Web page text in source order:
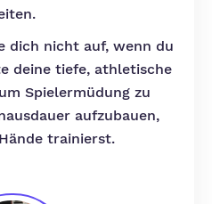
dich nicht auf, wenn du
deine tiefe, athletische
Spielermüdung zu
aufzubauen,
trainierst.